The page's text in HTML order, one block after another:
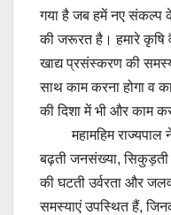
गया है जब हमें नए संकल्प
की जरूरत है। हमारे कृषि
खाद्य प्रसंस्करण की
साथ काम करना होगा व
की दिशा में भी और काम
महामहिम राज्यपाल
बढ़ती जनसंख्या, सिकुड़ती
की घटती उर्वरता और
समस्याएं उपस्थित हैं,